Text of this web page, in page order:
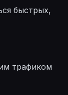
быстрых,
трафиком